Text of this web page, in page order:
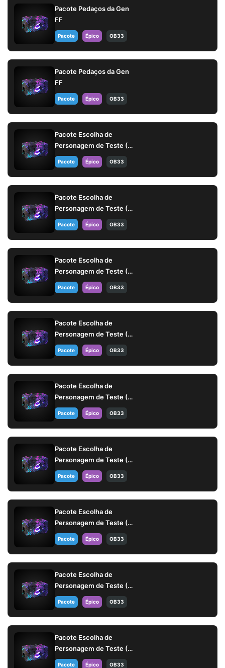
Pacote Pedaços da Gen
FF
Pacote Épico OB33
Pacote Pedaços da Gen
FF
Pacote Épico OB33
Pacote Escolha de
Personagem de Teste (14
dias)
Pacote Épico OB33
Pacote Escolha de
Personagem de Teste (14
dias)
Pacote Épico OB33
Pacote Escolha de
Personagem de Teste (14
dias)
Pacote Épico OB33
Pacote Escolha de
Personagem de Teste (14
dias)
Pacote Épico OB33
Pacote Escolha de
Personagem de Teste (14
dias)
Pacote Épico OB33
Pacote Escolha de
Personagem de Teste (14
dias)
Pacote Épico OB33
Pacote Escolha de
Personagem de Teste (14
dias)
Pacote Épico OB33
Pacote Escolha de
Personagem de Teste (14
dias)
Pacote Épico OB33
Pacote Escolha de
Personagem de Teste (14
dias)
Pacote Épico OB33